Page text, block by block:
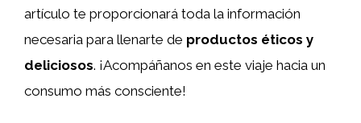
artículo te proporcionará toda la información
necesaria para llenarte de productos éticos y
deliciosos. ¡Acompáñanos en este viaje hacia un
consumo más consciente!